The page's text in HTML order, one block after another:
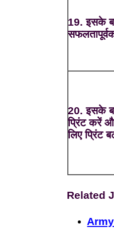
19. इसके
20. इसके
प्रिंट करें
लिए प्रिंट
Related